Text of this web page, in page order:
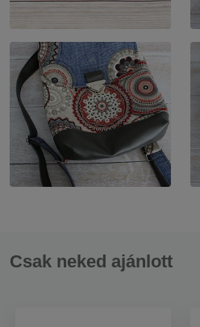
Csak neked ajánlott